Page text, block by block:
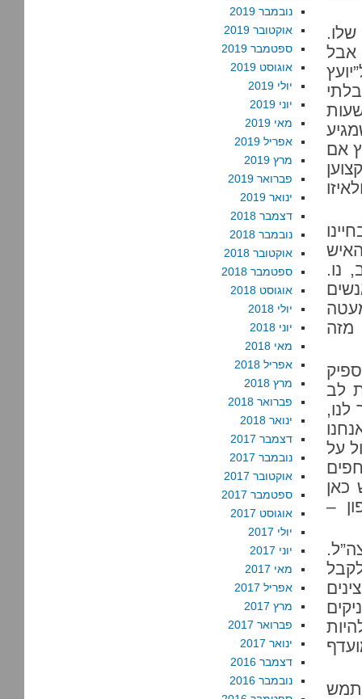
שלו.
אבל
אם
נו.
מזה
לב
על
כאן
–
נובמבר 2019
אוקטובר 2019
ספטמבר 2019
אוגוסט 2019
יולי 2019
יוני 2019
מאי 2019
אפריל 2019
מרץ 2019
פברואר 2019
ינואר 2019
דצמבר 2018
נובמבר 2018
אוקטובר 2018
ספטמבר 2018
אוגוסט 2018
יולי 2018
יוני 2018
מאי 2018
אפריל 2018
מרץ 2018
פברואר 2018
ינואר 2018
דצמבר 2017
נובמבר 2017
אוקטובר 2017
ספטמבר 2017
אוגוסט 2017
יולי 2017
יוני 2017
מאי 2017
אפריל 2017
מרץ 2017
פברואר 2017
ינואר 2017
דצמבר 2016
נובמבר 2016